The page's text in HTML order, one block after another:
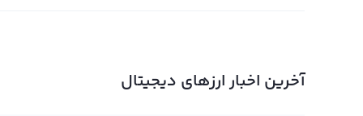
در صفحه قیمت داگ گو رابکس کاربران می‌توانند نمودار
آخرین اخبار ارزهای دیجیتال